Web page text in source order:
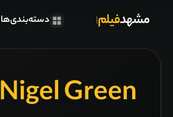
مشهدفیلم دسته‌بندی‌ها
Nigel Green